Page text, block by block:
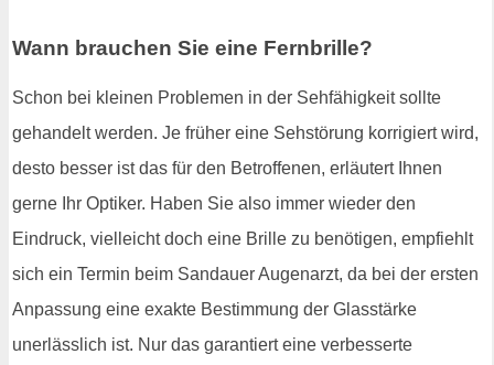
Wann brauchen Sie eine Fernbrille?
Schon bei kleinen Problemen in der Sehfähigkeit sollte
gehandelt werden. Je früher eine Sehstörung korrigiert wird,
desto besser ist das für den Betroffenen, erläutert Ihnen
gerne Ihr Optiker. Haben Sie also immer wieder den
Eindruck, vielleicht doch eine Brille zu benötigen, empfiehlt
sich ein Termin beim Sandauer Augenarzt, da bei der ersten
Anpassung eine exakte Bestimmung der Glasstärke
unerlässlich ist. Nur das garantiert eine verbesserte